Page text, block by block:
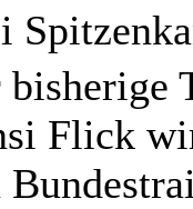
bisherige
Flick